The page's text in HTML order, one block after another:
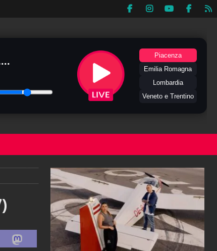
Piacenza
Emilia Romagna
Lombardia
Veneto e Trentino